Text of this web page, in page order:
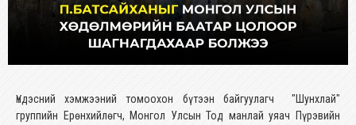
Үндэсний хэмжээний томоохон бүтээн байгуулагч "Шунхлай"
группийн Ерөнхийлөгч, Монгол Улсын Тод манлай уяач Пүрэвийн